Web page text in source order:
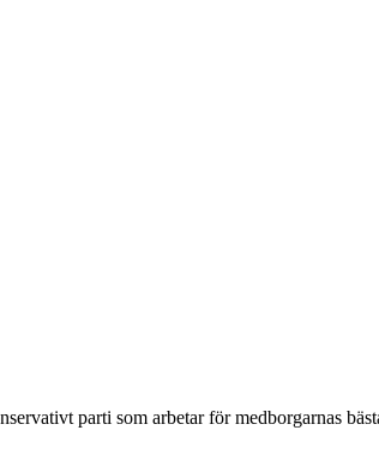
parti som arbetar för medborgarnas